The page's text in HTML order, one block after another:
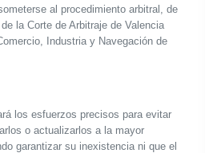
al procedimiento arbitral, de
la Corte de Arbitraje de Valencia
Industria y Navegación de
los esfuerzos precisos para evitar
o actualizarlos a la mayor
garantizar su inexistencia ni que el